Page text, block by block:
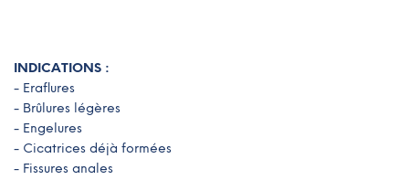
INDICATIONS :
- Eraflures
- Brûlures légères
- Engelures
- Cicatrices déjà formées
- Fissures anales